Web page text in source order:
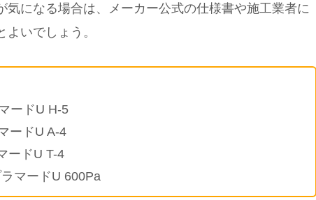
気になる場合は、メーカー公式の仕様書や施工業者に
いでしょう。
ードU H-5
ードU A-4
ードU T-4
マードU 600Pa